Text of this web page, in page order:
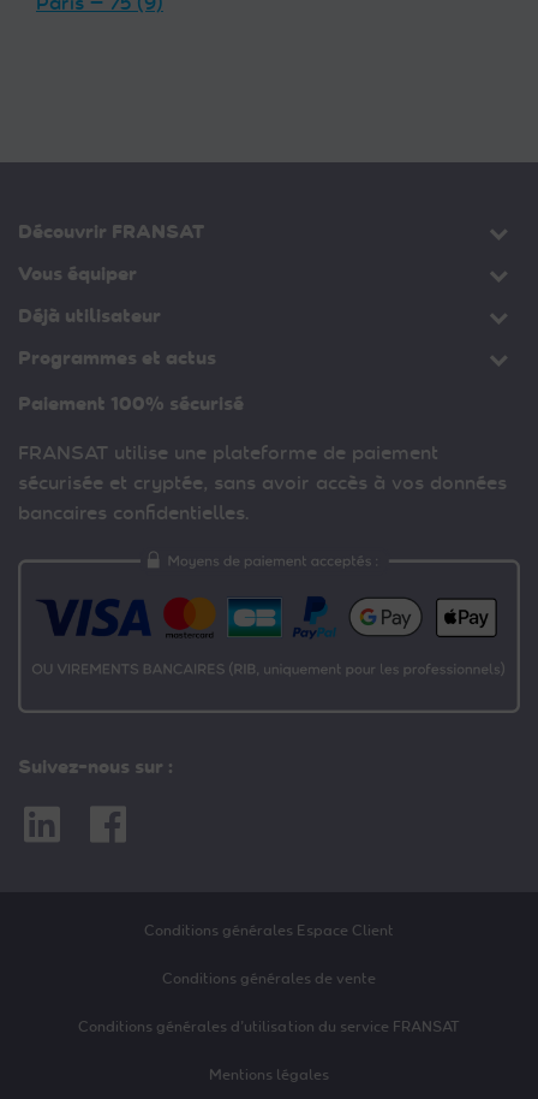
Découvrir FRANSAT
Vous équiper
Déjà utilisateur
Programmes et actus
Paiement 100% sécurisé
FRANSAT utilise une plateforme de paiement
sécurisée et cryptée, sans avoir accès à vos données
bancaires confidentielles.
Suivez-nous sur :
LinkedinFacebook
Conditions générales Espace Client
Conditions générales de vente
Conditions générales d’utilisation du service FRANSAT
Mentions légales